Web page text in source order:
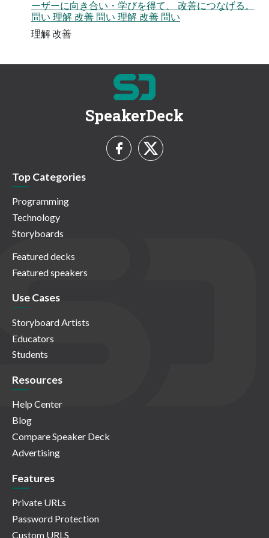
ーザーに向き合い・学びを得て、 改善につなげる。
問い 理解 改善 問い 理解 改善 問い
理解 改善
SpeakerDeck
Top Categories
Programming
Technology
Storyboards
Featured decks
Featured speakers
Use Cases
Storyboard Artists
Educators
Students
Resources
Help Center
Blog
Compare Speaker Deck
Advertising
Features
Private URLs
Password Protection
Custom URLS